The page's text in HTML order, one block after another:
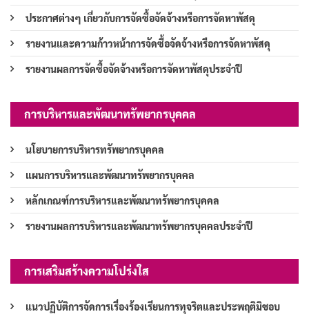
ประกาศต่างๆ เกี่ยวกับการจัดซื้อจัดจ้างหรือการจัดหาพัสดุ
รายงานและความก้าวหน้าการจัดซื้อจัดจ้างหรือการจัดหาพัสดุ
รายงานผลการจัดซื้อจัดจ้างหรือการจัดหาพัสดุประจำปี
การบริหารและพัฒนาทรัพยากรบุคคล
นโยบายการบริหารทรัพยากรบุคคล
แผนการบริหารและพัฒนาทรัพยากรบุคคล
หลักเกณฑ์การบริหารและพัฒนาทรัพยากรบุคคล
รายงานผลการบริหารและพัฒนาทรัพยากรบุคคลประจำปี
การเสริมสร้างความโปร่งใส
แนวปฏิบัติการจัดการเรื่องร้องเรียนการทุจริตและประพฤติมิชอบ